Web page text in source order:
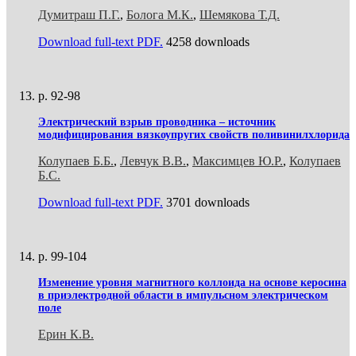
Думитраш П.Г., Болога М.К., Шемякова Т.Д.
Download full-text PDF. 4258 downloads
p. 92-98
Электрический взрыв проводника – источник
модифицирования вязкоупругих свойств поливинилхлорида
Колупаев Б.Б., Левчук В.В., Максимцев Ю.Р., Колупаев
Б.С.
Download full-text PDF. 3701 downloads
p. 99-104
Изменение уровня магнитного коллоида на основе керосина
в приэлектродной области в импульсном электрическом
поле
Ерин К.В.